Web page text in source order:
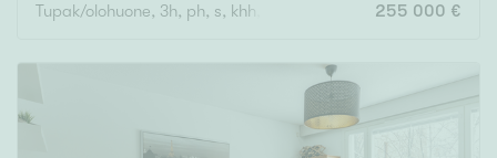
Tupak/olohuone, 3h, ph, s, khh, et, 2wc 255 000 €